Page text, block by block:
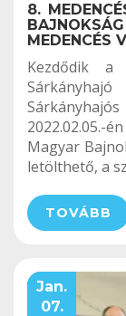
8.
MEDENCÉS
Kezdődik
2022.02.05.-
Magyar
letölthető, a
TOVÁBB
Jan.
07.